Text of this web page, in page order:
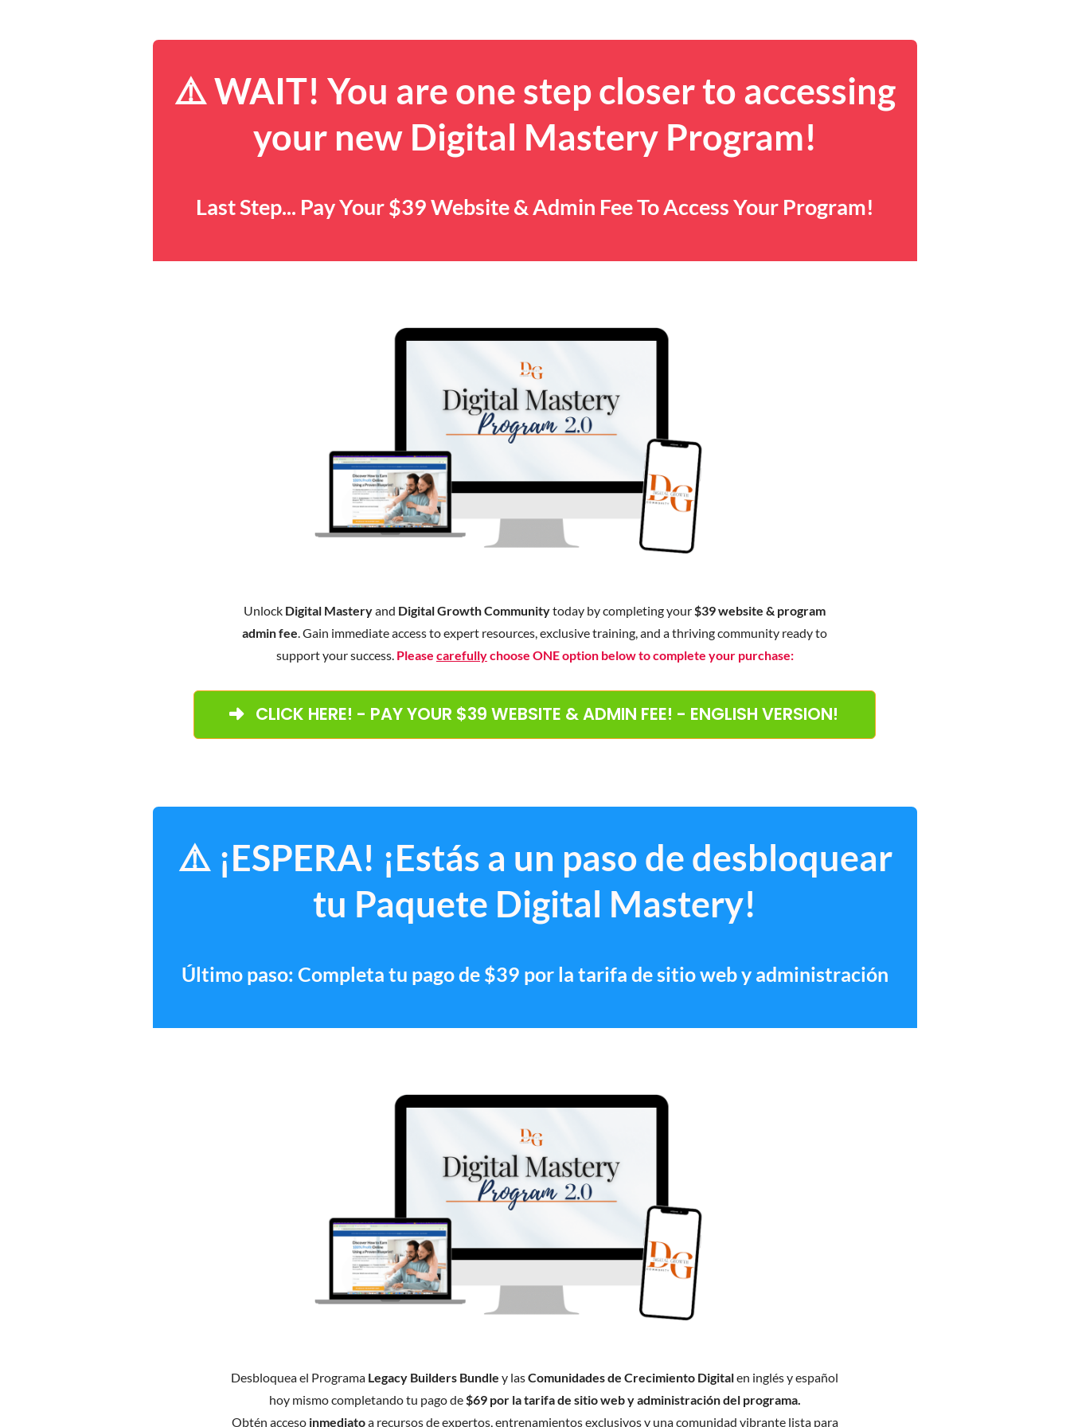
⚠️ WAIT! You are one step closer to accessing
your new Digital Mastery Program!
Last Step... Pay Your $39 Website & Admin Fee To Access Your Program!
Unlock Digital Masteryand Digital Growth Communitytoday by completing your$39 website & program
admin fee. Gain immediate access to expert resources, exclusive training, and a thriving community ready to
support your success. Please carefullychoose ONE option below to complete your purchase:
CLICK HERE! - PAY YOUR $39 WEBSITE & ADMIN FEE! - ENGLISH VERSION!
⚠️ ¡ESPERA! ¡Estás a un paso de desbloquear
tu Paquete Digital Mastery!
Último paso: Completa tu pago de $39 por la tarifa de sitio web y administración
Desbloquea el Programa Legacy Builders Bundle y lasComunidades de Crecimiento Digitalen inglés y español
hoy mismo completando tu pago de $69 por la tarifa de sitio web y administración del programa.
Obtén acceso inmediatoa recursos de expertos, entrenamientos exclusivos y una comunidad vibrante lista para